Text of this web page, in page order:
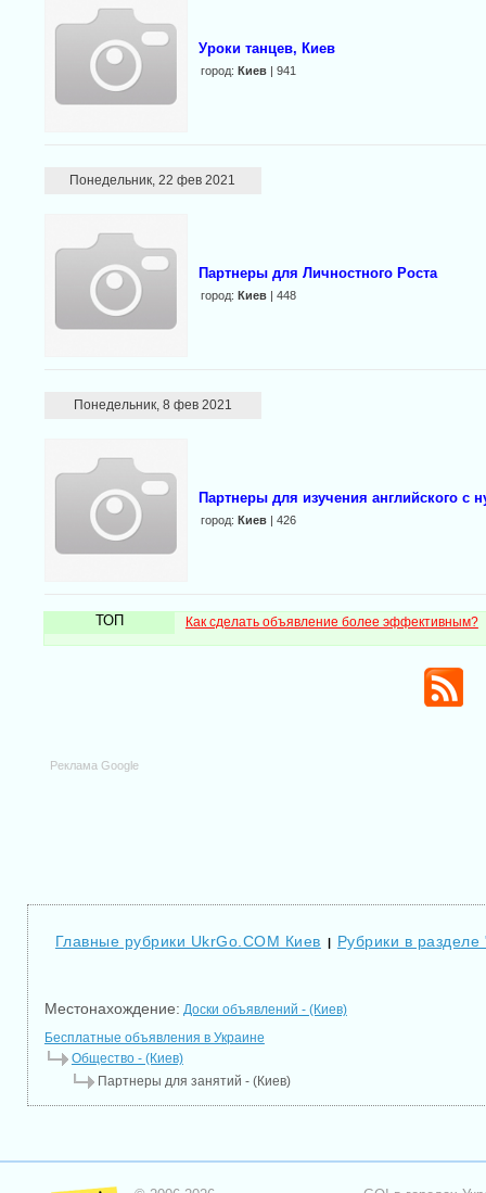
Уроки танцев, Киев
город: Киев| 941
Понедельник, 22 фев 2021
Партнеры для Личностного Роста
город: Киев| 448
Понедельник, 8 фев 2021
Партнеры для изучения английского с
город: Киев| 426
ТОП Как сделать объявление более эффективным?
Реклама Google
Главные рубрики UkrGo.COM Киев | Рубрики в
Местонахождение: Доски объявлений - (Киев)
Бесплатные объявления в Украине
Общество - (Киев)
Партнеры для занятий - (Киев)